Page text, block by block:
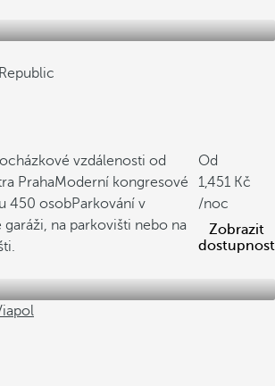
vzdálenosti od
PrahaModerní kongresové
450 osobParkování v
na parkovišti nebo na
Od
1,451
/noc
Zobrazit
dostupnost